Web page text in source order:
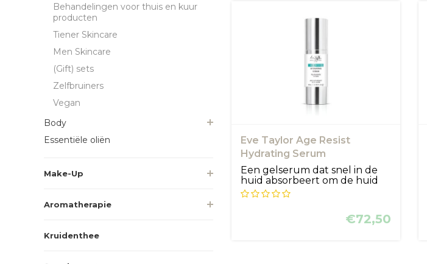
Behandelingen voor thuis en kuur
producten
Tiener Skincare
Men Skincare
(Gift) sets
Zelfbruiners
Vegan
Body
Essentiële oliën
Make-Up
Aromatherapie
Kruidenthee
Eve Taylor Age Resist
Hydrating Serum
Een gelserum dat snel in de
huid absorbeert om de huid
op te...
€72,50